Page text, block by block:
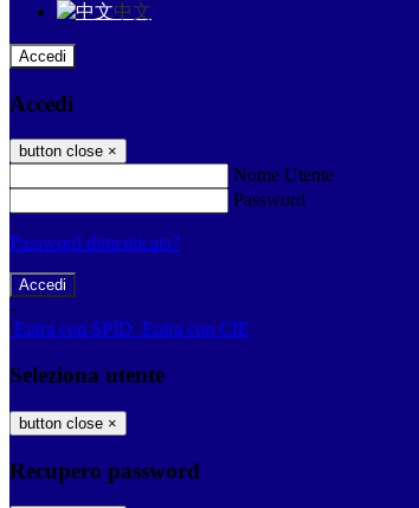
中文
Accedi
Accedi
button close ×
Nome Utente
Password
Password dimenticata?
-
Entra con SPID Entra con CIE
Seleziona utente
button close ×
Recupero password